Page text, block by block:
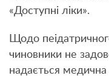
«Доступні ліки».
Щодо
чиновники не
надається